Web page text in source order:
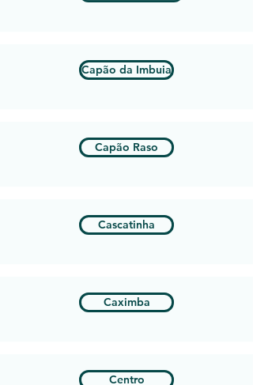
Capão da Imbuia
Capão Raso
Cascatinha
Caximba
Centro